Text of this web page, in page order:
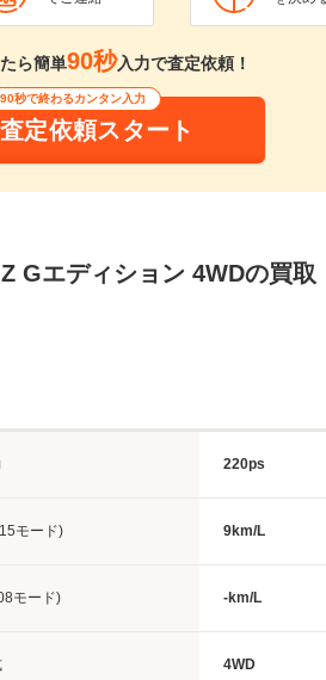
ら簡単90秒入力で査定依頼！
90秒で終わるカンタン入力
定依頼スタート
Gエディション 4WDの買取
220ps
モード) 9km/L
モード) -km/L
4WD